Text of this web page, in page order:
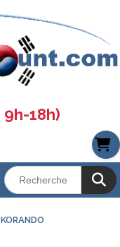
18h)
KORANDO